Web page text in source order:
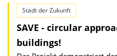
Stadt der Zukunft
SAVE - circular
buildings!